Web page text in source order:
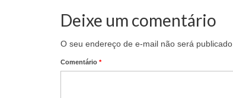
Deixe um comentário
O seu endereço de e-mail não será publicado.
Comentário *